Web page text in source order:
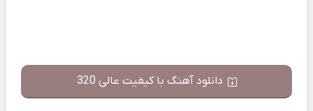
دانلود آهنگ با کیفیت عالی 320